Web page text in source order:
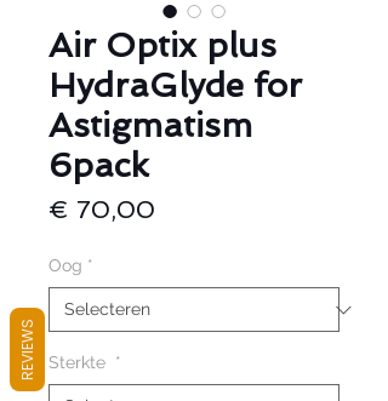
Air Optix plus
HydraGlyde for
Astigmatism
6pack
€ 70,00
Oog *
Sterkte *
REVIEWS